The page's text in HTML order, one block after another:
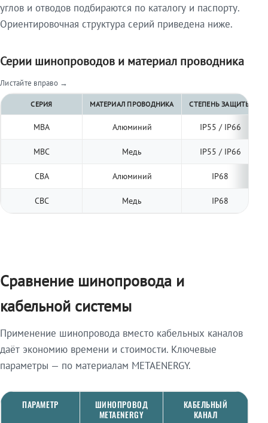
углов и отводов подбираются по каталогу и паспорту.
Ориентировочная структура серий приведена ниже.
Серии шинопроводов и материал проводника
Листайте вправо →
СЕРИЯ МАТЕРИАЛ ПРОВОДНИКА СТЕПЕНЬ ЗАЩИТЫ
МВА Алюминий IP55 / IP66
МВС Медь IP55 / IP66
СВА Алюминий IP68
СВС Медь IP68
Сравнение шинопровода и
кабельной системы
Применение шинопровода вместо кабельных каналов
даёт экономию времени и стоимости. Ключевые
параметры — по материалам METAENERGY.
ПАРАМЕТР
ШИНОПРОВОД
METAENERGY
КАБЕЛЬНЫЙ
КАНАЛ